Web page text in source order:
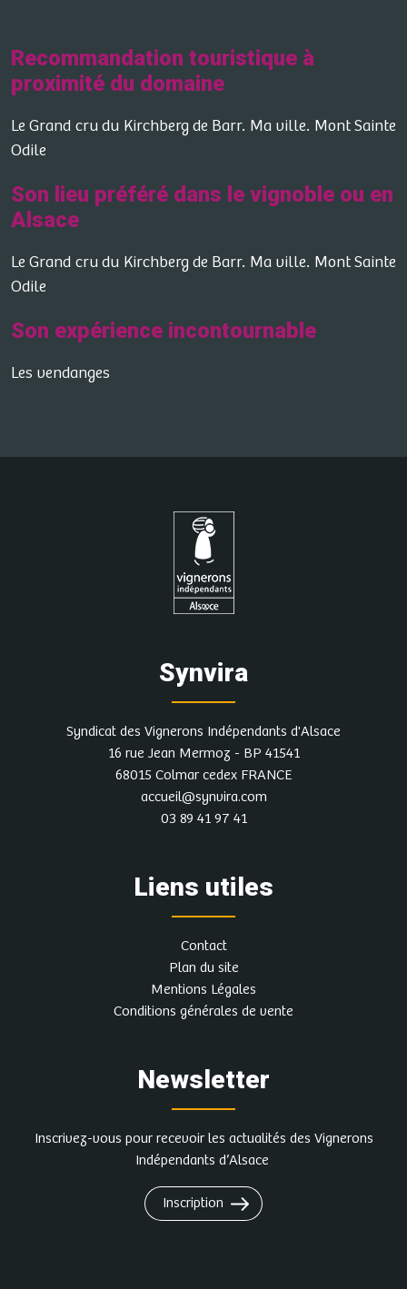
Recommandation touristique à
proximité du domaine
Le Grand cru du Kirchberg de Barr. Ma ville. Mont Sainte
Odile
Son lieu préféré dans le vignoble ou en
Alsace
Le Grand cru du Kirchberg de Barr. Ma ville. Mont Sainte
Odile
Son expérience incontournable
Les vendanges
Synvira
Syndicat des Vignerons Indépendants d'Alsace
16 rue Jean Mermoz - BP 41541
68015 Colmar cedex FRANCE
accueil@synvira.com
03 89 41 97 41
Liens utiles
Contact
Plan du site
Mentions Légales
Conditions générales de vente
Newsletter
Inscrivez-vous pour recevoir les actualités des Vignerons
Indépendants d’Alsace
Inscription